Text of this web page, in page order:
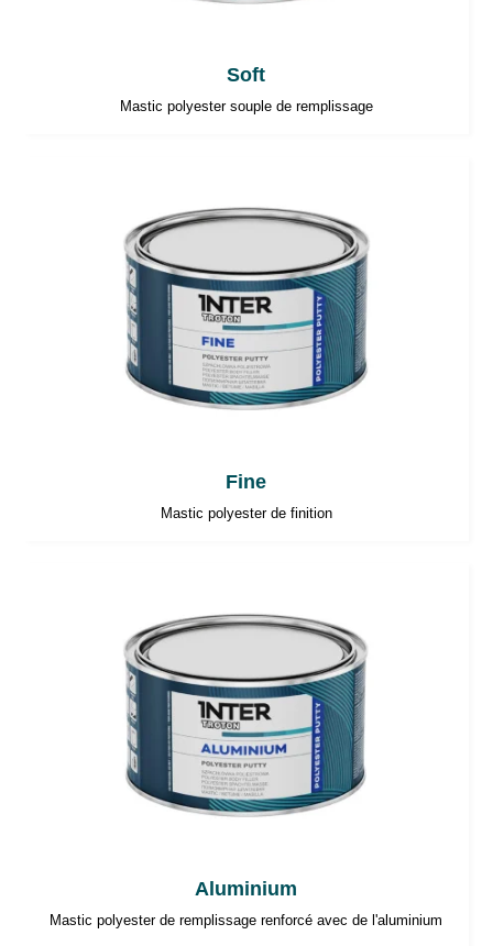
Soft
Mastic polyester souple de remplissage
Fine
Mastic polyester de finition
Aluminium
Mastic polyester de remplissage renforcé avec de l'aluminium